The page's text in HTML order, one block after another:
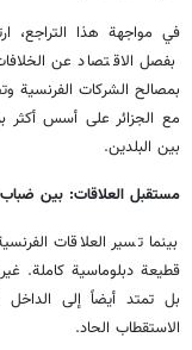
في مواجهة هذا التراجع،
بفصل الاقتصاد عن
بمصالح الشركات الفرنسية
مع الجزائر على أسس أكثر
بين البلدين.
مستقبل العلاقات: بين
بينما تسير العلاقات
قطيعة دبلوماسية كاملة.
بل تمتد أيضاً إلى
الاستقطاب الحاد.